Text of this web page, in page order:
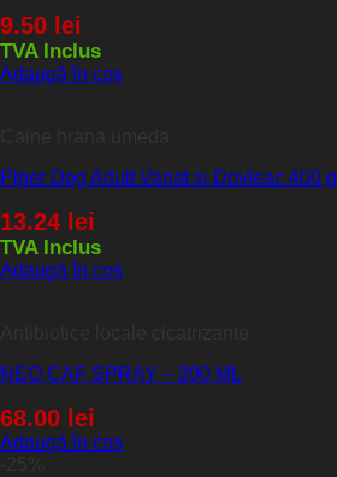
9.50 lei
TVA Inclus
Adaugă în coș
Piper Dog Adult Vanat si Dovleac 400 g
13.24 lei
TVA Inclus
Adaugă în coș
NEO CAF SPRAY – 200 ML
68.00 lei
Adaugă în coș